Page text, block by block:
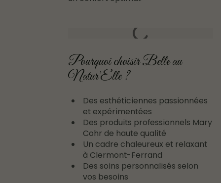
Pourquoi choisir Belle au
Natur’Elle ?
Des esthéticiennes passionnées
et expérimentées
Des produits professionnels Mary
Cohr de haute qualité
Un cadre chaleureux et relaxant
à Clermont-Ferrand
Des soins personnalisés selon
vos besoins